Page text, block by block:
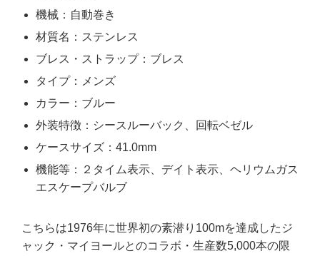
機械：自動巻き
材質名：ステンレス
ブレス・ストラップ：ブレス
タイプ：メンズ
カラー：ブルー
外装特徴：シースルーバック、回転ベゼル
ケースサイズ：41.0mm
機能等：２タイム表示、デイト表示、ヘリウムガス
エスケープバルブ
こちらは1976年に世界初の素潜り100mを達成したジ
ャック・マイヨールとのコラボ・生産数5,000本の限